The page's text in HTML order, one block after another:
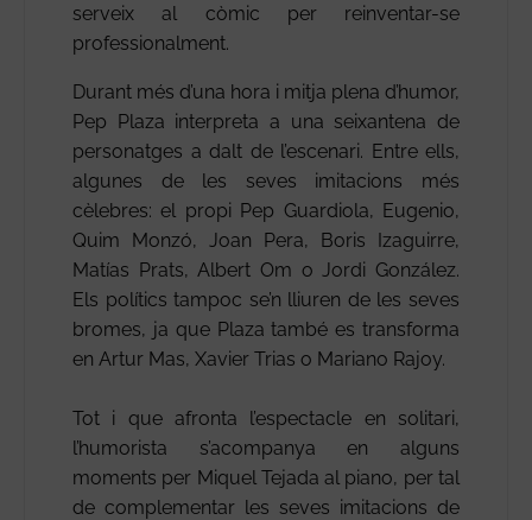
serveix al còmic per reinventar-se
professionalment.
Durant més d’una hora i mitja plena d’humor,
Pep Plaza interpreta a una seixantena de
personatges a dalt de l’escenari. Entre ells,
algunes de les seves imitacions més
cèlebres: el propi Pep Guardiola, Eugenio,
Quim Monzó, Joan Pera, Boris Izaguirre,
Matías Prats, Albert Om o Jordi González.
Els polítics tampoc se’n lliuren de les seves
bromes, ja que Plaza també es transforma
en Artur Mas, Xavier Trias o Mariano Rajoy.
Tot i que afronta l’espectacle en solitari,
l’humorista s’acompanya en alguns
moments per Miquel Tejada al piano, per tal
de complementar les seves imitacions de